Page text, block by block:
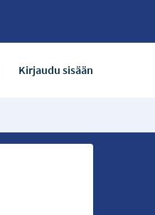
Kirjaudu sisään